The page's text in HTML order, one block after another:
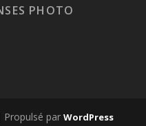
PHOTO
par WordPress